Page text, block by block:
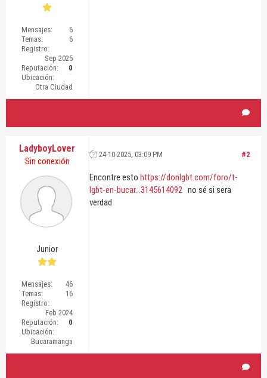
Mensajes:
6
Temas:
6
Registro:
Sep 2025
Reputación:
0
Ubicación:
Otra Ciudad
LadyboyLover
Sin conexión
Junior
Mensajes:
46
Temas:
16
Registro:
Feb 2024
Reputación:
0
Ubicación:
Bucaramanga
#2
24-10-2025, 03:09 PM
Encontre estohttps://donlgbt.com/foro/t-
lgbt-en-bucar...3145614092 no sé si sera
verdad